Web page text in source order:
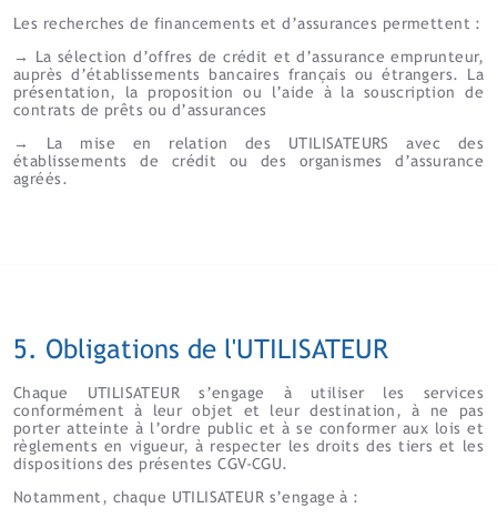
Les recherches de financements et d’assurances permettent :
→ La sélection d’offres de crédit et d’assurance emprunteur,
auprès d’établissements bancaires français ou étrangers. La
présentation, la proposition ou l’aide à la souscription de
contrats de prêts ou d’assurances
→ La mise en relation des UTILISATEURS avec des
établissements de crédit ou des organismes d’assurance
agréés.
5. Obligations de l'UTILISATEUR
Chaque UTILISATEUR s’engage à utiliser les services
conformément à leur objet et leur destination, à ne pas
porter atteinte à l’ordre public et à se conformer aux lois et
règlements en vigueur, à respecter les droits des tiers et les
dispositions des présentes CGV-CGU.
Notamment, chaque UTILISATEUR s’engage à :